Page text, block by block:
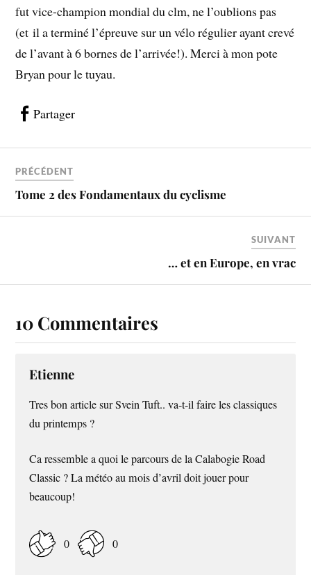
fut vice-champion mondial du clm, ne l’oublions pas
(et il a terminé l’épreuve sur un vélo régulier ayant crevé
de l’avant à 6 bornes de l’arrivée!). Merci à mon pote
Bryan pour le tuyau.
Partager
PRÉCÉDENT
Tome 2 des Fondamentaux du cyclisme
SUIVANT
… et en Europe, en vrac
10 Commentaires
Etienne
Tres bon article sur Svein Tuft.. va-t-il faire les classiques
du printemps ?
Ca ressemble a quoi le parcours de la Calabogie Road
Classic ? La météo au mois d’avril doit jouer pour
beaucoup!
0 0